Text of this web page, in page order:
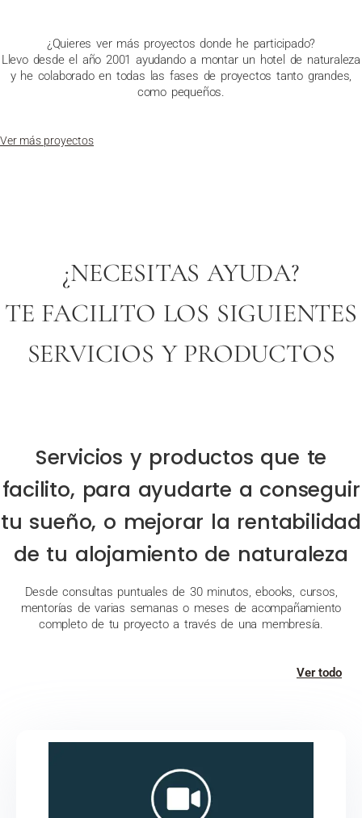
¿Quieres ver más proyectos donde he participado?
Llevo desde el año 2001 ayudando a montar un hotel de naturaleza
y he colaborado en todas las fases de proyectos tanto grandes,
como pequeños.
Ver más proyectos
¿NECESITAS AYUDA?
TE FACILITO LOS SIGUIENTES
SERVICIOS Y PRODUCTOS
Servicios y productos que te
facilito, para ayudarte a conseguir
tu sueño, o mejorar la rentabilidad
de tu alojamiento de naturaleza
Desde consultas puntuales de 30 minutos, ebooks, cursos,
mentorías de varias semanas o meses de acompañamiento
completo de tu proyecto a través de una membresía.
Ver todo